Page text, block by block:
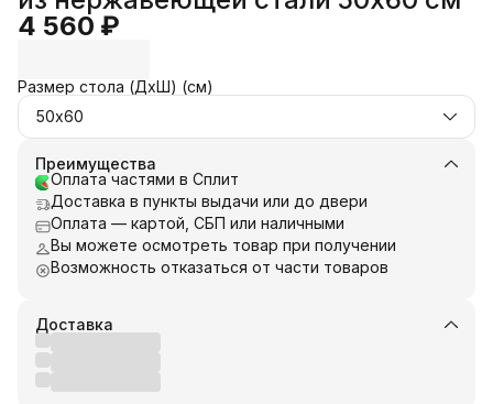
4 560 ₽
Размер стола (ДхШ) (см)
50х60
Преимущества
Оплата частями в Сплит
Доставка в пункты выдачи или до двери
Оплата — картой, СБП или наличными
Вы можете осмотреть товар при получении
Возможность отказаться от части товаров
Доставка